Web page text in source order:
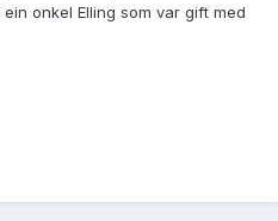
onkel Elling som var gift med
er, om nokon skulle ha same